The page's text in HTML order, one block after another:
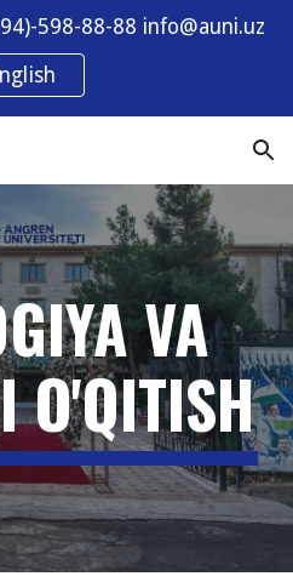
598-88-88 info@auni.uz
VA
O'QITISH